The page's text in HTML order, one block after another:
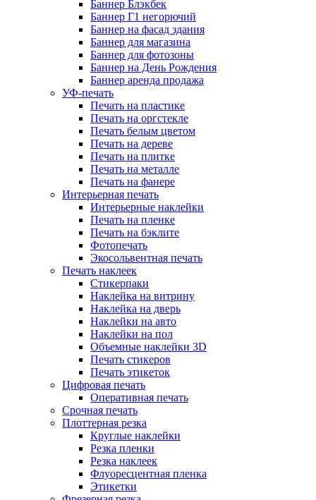
Баннер Блэкбек
Баннер Г1 негорючий
Баннер на фасад здания
Баннер для магазина
Баннер для фотозоны
Баннер на День Рождения
Баннер аренда продажа
УФ-печать
Печать на пластике
Печать на оргстекле
Печать белым цветом
Печать на дереве
Печать на плитке
Печать на металле
Печать на фанере
Интерьерная печать
Интерьерные наклейки
Печать на пленке
Печать на бэклите
Фотопечать
Экосольвентная печать
Печать наклеек
Стикерпаки
Наклейка на витрину
Наклейка на дверь
Наклейки на авто
Наклейки на пол
Объемные наклейки 3D
Печать стикеров
Печать этикеток
Цифровая печать
Оперативная печать
Срочная печать
Плоттерная резка
Круглые наклейки
Резка пленки
Резка наклеек
Флуоресцентная пленка
Этикетки